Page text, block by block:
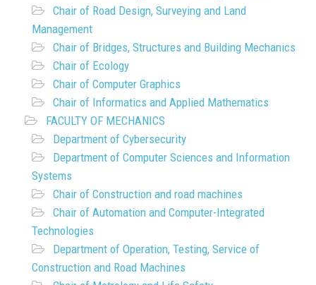
Chair of Road Design, Surveying and Land
Management
Chair of Bridges, Structures and Building Mechanics
Chair of Ecology
Chair of Computer Graphics
Chair of Informatics and Applied Mathematics
FACULTY OF MECHANICS
Department of Cybersecurity
Department of Computer Sciences and Information
Systems
Chair of Construction and road machines
Chair of Automation and Computer-Integrated
Technologies
Department of Operation, Testing, Service of
Construction and Road Machines